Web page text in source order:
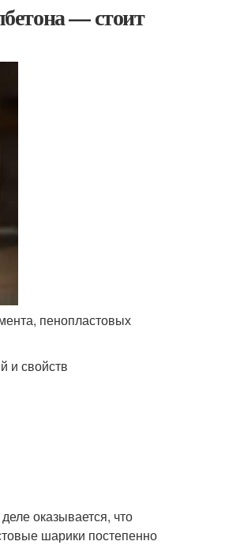
— стоит
пенопластовых
и свойств
оказывается, что
шарики постепенно